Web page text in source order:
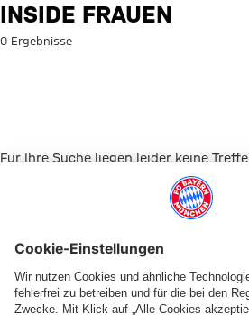
Suche: Inside
INSIDE FRAUEN
0 Ergebnisse
Für Ihre Suche liegen leider keine
Zur Startseite